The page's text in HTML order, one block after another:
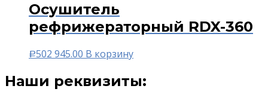
Осушитель
рефрижераторный RDX-360
Р502 945.00 В корзину
Наши реквизиты: